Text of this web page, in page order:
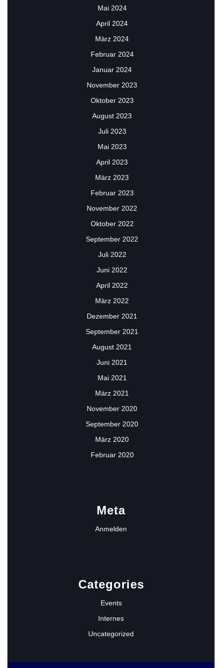
Mai 2024
April 2024
März 2024
Februar 2024
Januar 2024
November 2023
Oktober 2023
August 2023
Juli 2023
Mai 2023
April 2023
März 2023
Februar 2023
November 2022
Oktober 2022
September 2022
Juli 2022
Juni 2022
April 2022
März 2022
Dezember 2021
September 2021
August 2021
Juni 2021
Mai 2021
März 2021
November 2020
September 2020
März 2020
Februar 2020
Meta
Anmelden
Categories
Events
Internes
Uncategorized